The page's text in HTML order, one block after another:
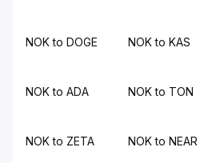
NOK to DOGE NOK to KAS
NOK to ADA NOK to TON
NOK to ZETA NOK to NEAR